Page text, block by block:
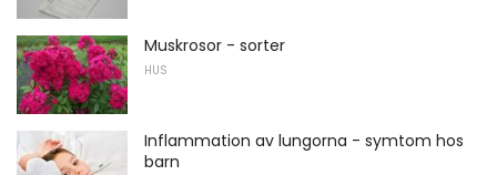
Muskrosor - sorter
HUS
Inflammation av lungorna - symtom hos
barn